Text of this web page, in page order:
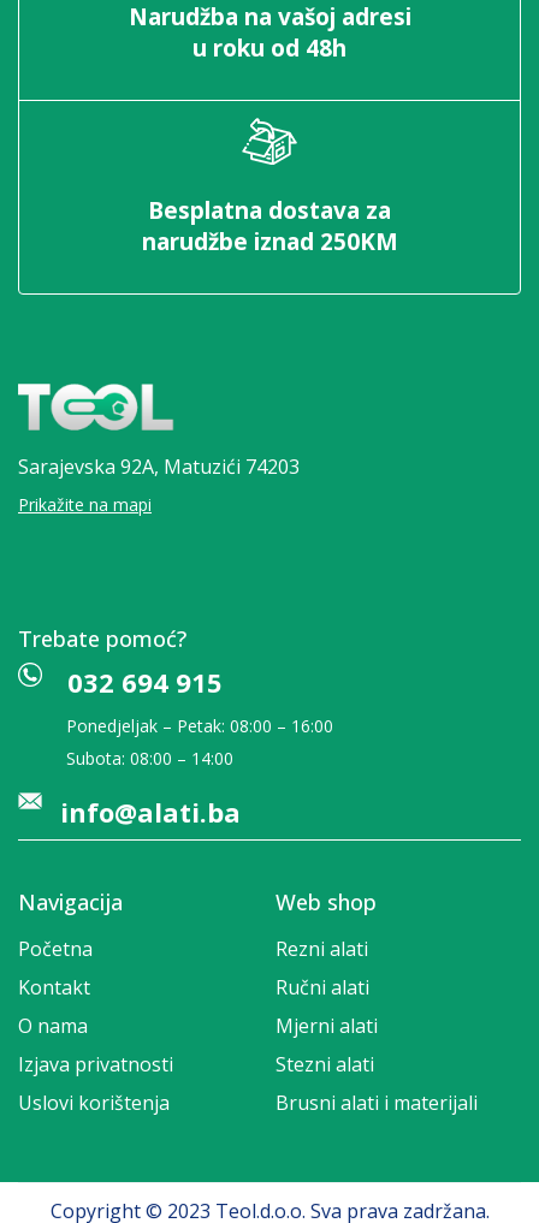
Narudžba na vašoj adresi
u roku od 48h
Besplatna dostava za
narudžbe iznad 250KM
Sarajevska 92A, Matuzići 74203
Prikažite na mapi
Trebate pomoć?
032 694 915
Ponedjeljak – Petak: 08:00 – 16:00
Subota: 08:00 – 14:00
info@alati.ba
Navigacija
Početna
Kontakt
O nama
Izjava privatnosti
Uslovi korištenja
Web shop
Rezni alati
Ručni alati
Mjerni alati
Stezni alati
Brusni alati i materijali
Copyright © 2023 Teol.d.o.o. Sva prava zadržana.